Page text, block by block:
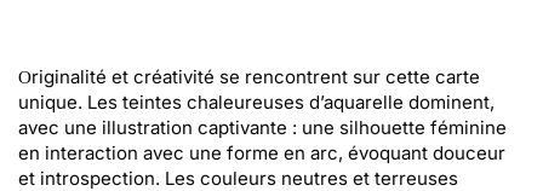
Οriginalité et créativité se rencontrent sur cette carte
unique. Les teintes chaleureuses d’aquarelle dominent,
avec une illustration captivante : une silhouette féminine
en interaction avec une forme en arc, évoquant douceur
et introspection. Les couleurs neutres et terreuses